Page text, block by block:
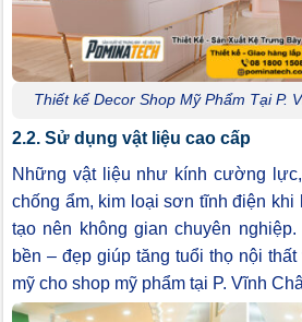
Thiết kế Decor Shop Mỹ Phẩm Tại P.
2.2. Sử dụng vật liệu cao cấp
Những vật liệu như kính cường
chống ẩm, kim loại sơn tĩnh điện khi
tạo nên không gian chuyên
bền – đẹp giúp tăng tuổi thọ nội
mỹ cho shop mỹ phẩm tại P. Vĩnh